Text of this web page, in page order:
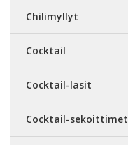
Chilimyllyt
Cocktail
Cocktail-lasit
Cocktail-sekoittimet